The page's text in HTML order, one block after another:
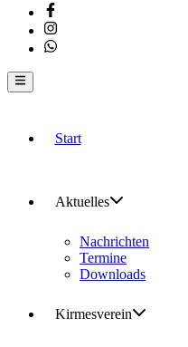
Facebook
Instagram
Whatsapp
Hauptmenü
Start
Aktuelles
Nachrichten
Termine
Downloads
Kirmesverein